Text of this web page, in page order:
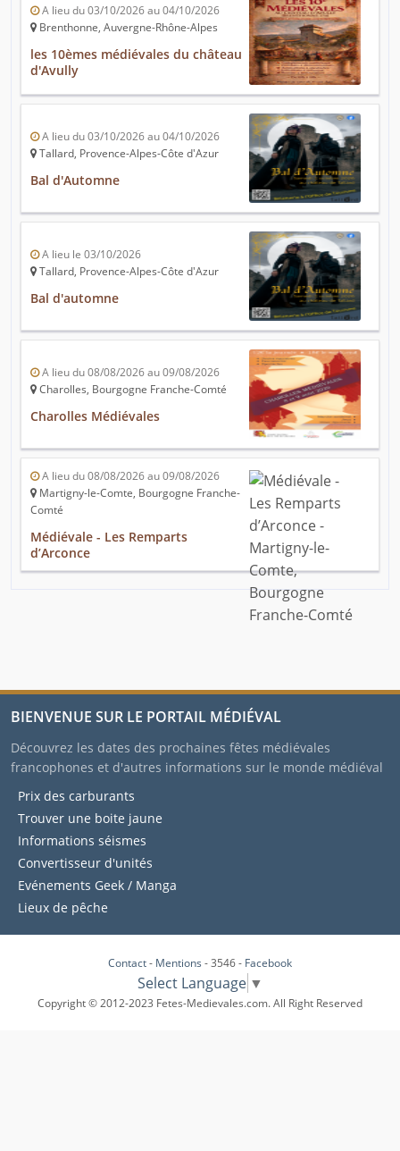
A lieu du 03/10/2026 au 04/10/2026
Brenthonne, Auvergne-Rhône-Alpes
les 10èmes médiévales du château
d'Avully
A lieu du 03/10/2026 au 04/10/2026
Tallard, Provence-Alpes-Côte d'Azur
Bal d'Automne
A lieu le 03/10/2026
Tallard, Provence-Alpes-Côte d'Azur
Bal d'automne
A lieu du 08/08/2026 au 09/08/2026
Charolles, Bourgogne Franche-Comté
Charolles Médiévales
A lieu du 08/08/2026 au 09/08/2026
Martigny-le-Comte, Bourgogne Franche-
Comté
Médiévale - Les Remparts
d’Arconce
BIENVENUE SUR LE PORTAIL MÉDIÉVAL
Découvrez les dates des prochaines fêtes médiévales
francophones et d'autres informations sur le monde médiéval
Prix des carburants
Trouver une boite jaune
Informations séismes
Convertisseur d'unités
Evénements Geek / Manga
Lieux de pêche
Contact- Mentions - 3546 - Facebook
Select Language ▼
Copyright © 2012-2023 Fetes-Medievales.com. All Right Reserved